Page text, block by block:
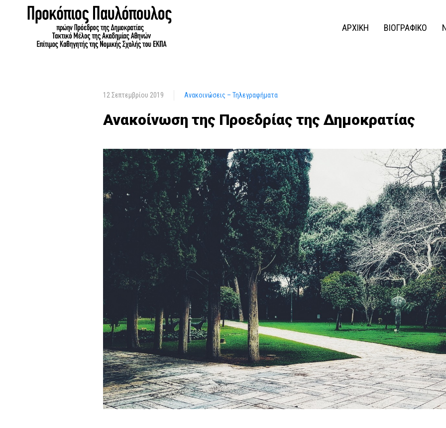
ΑΡΧΙΚΗ ΒΙΟΓΡΑΦΙΚΟ
12 Σεπτεμβρίου 2019 Ανακοινώσεις – Τηλεγραφήματα
Ανακοίνωση της Προεδρίας της Δημοκρατίας